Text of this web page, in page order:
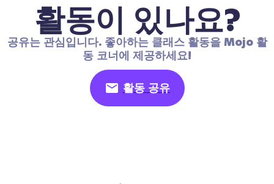
활동이 있나요?
공유는 관심입니다. 좋아하는 클래스 활동을 Mojo 활
동 코너에 제공하세요!
활동 공유